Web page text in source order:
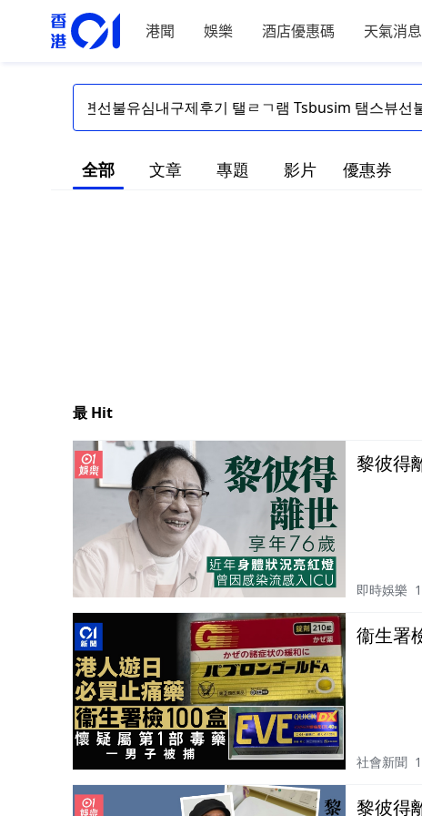
港聞 娛樂 酒店優惠碼 天氣消息